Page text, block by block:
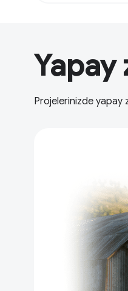
Yapay
Projelerinizde yapay